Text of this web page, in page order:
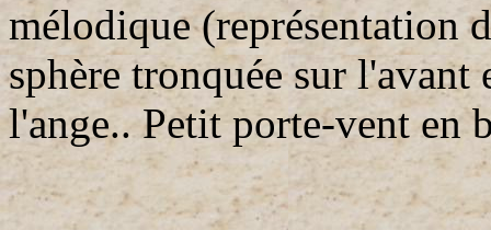
mélodique (représentation
sphère tronquée sur
l'ange.. Petit porte-vent en